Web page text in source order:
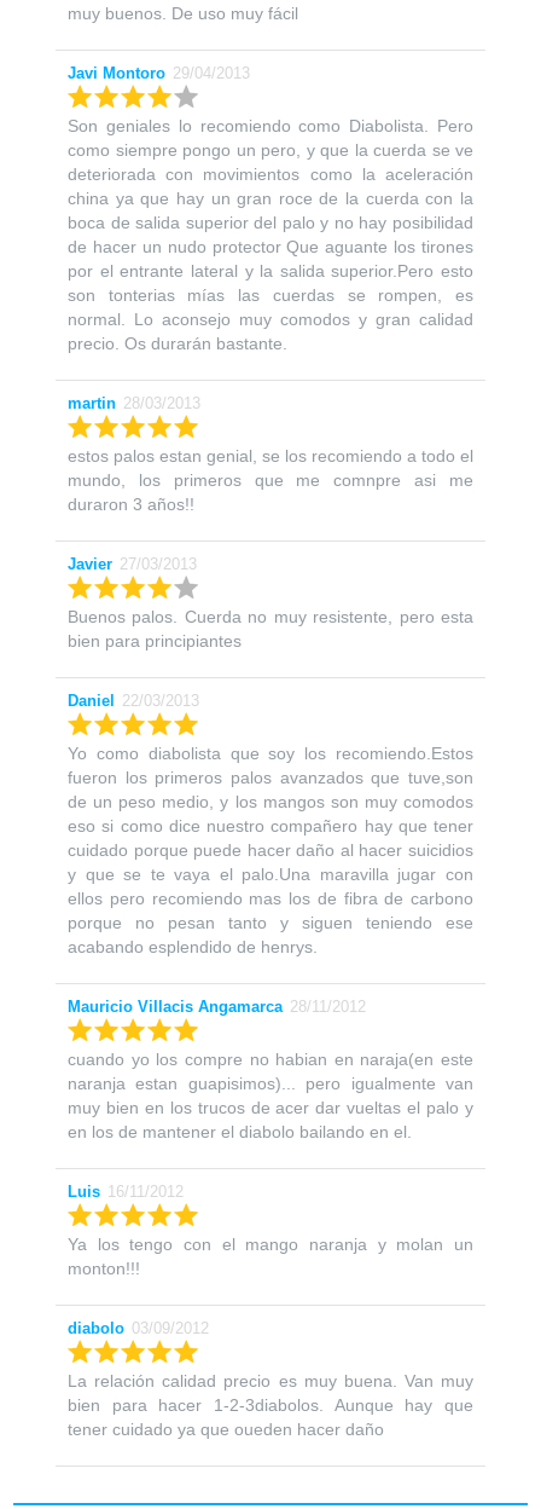
muy buenos. De uso muy fácil
Javi Montoro 29/04/2013
Son geniales lo recomiendo como Diabolista. Pero
como siempre pongo un pero, y que la cuerda se ve
deteriorada con movimientos como la aceleración
china ya que hay un gran roce de la cuerda con la
boca de salida superior del palo y no hay posibilidad
de hacer un nudo protector Que aguante los tirones
por el entrante lateral y la salida superior.Pero esto
son tonterias mías las cuerdas se rompen, es
normal. Lo aconsejo muy comodos y gran calidad
precio. Os durarán bastante.
martin 28/03/2013
estos palos estan genial, se los recomiendo a todo el
mundo, los primeros que me comnpre asi me
duraron 3 años!!
Javier 27/03/2013
Buenos palos. Cuerda no muy resistente, pero esta
bien para principiantes
Daniel 22/03/2013
Yo como diabolista que soy los recomiendo.Estos
fueron los primeros palos avanzados que tuve,son
de un peso medio, y los mangos son muy comodos
eso si como dice nuestro compañero hay que tener
cuidado porque puede hacer daño al hacer suicidios
y que se te vaya el palo.Una maravilla jugar con
ellos pero recomiendo mas los de fibra de carbono
porque no pesan tanto y siguen teniendo ese
acabando esplendido de henrys.
Mauricio Villacis Angamarca 28/11/2012
cuando yo los compre no habian en naraja(en este
naranja estan guapisimos)... pero igualmente van
muy bien en los trucos de acer dar vueltas el palo y
en los de mantener el diabolo bailando en el.
Luis 16/11/2012
Ya los tengo con el mango naranja y molan un
monton!!!
diabolo 03/09/2012
La relación calidad precio es muy buena. Van muy
bien para hacer 1-2-3diabolos. Aunque hay que
tener cuidado ya que oueden hacer daño